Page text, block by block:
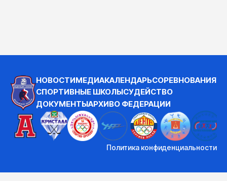
НОВОСТИМЕДИАКАЛЕНДАРЬСОРЕВНОВАНИЯ
СПОРТИВНЫЕ ШКОЛЫСУДЕЙСТВО
ДОКУМЕНТЫАРХИВО ФЕДЕРАЦИИ
Политика конфиденциальности